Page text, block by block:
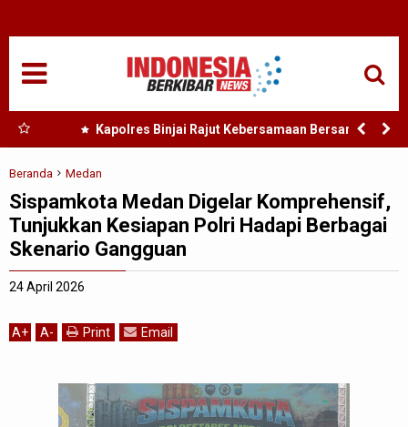
Kapolres Binjai Rajut Kebersamaan Bersama
Komunitas Ojek Online Kota Binjai
Beranda Medan
Sispamkota Medan Digelar Komprehensif,
Tunjukkan Kesiapan Polri Hadapi Berbagai
Skenario Gangguan
24 April 2026
A+ A- Print Email
NASIONAL
SUMUT
TANJUNGBALAI
ACEH
EDUKASI
ADVETORIAL
REDAKSI